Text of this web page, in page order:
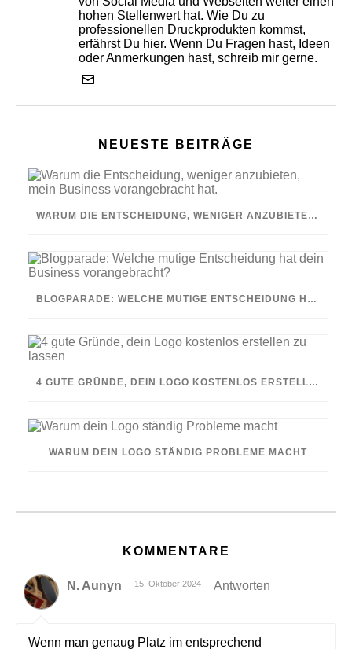
hohen Stellenwert hat. Wie Du zu
professionellen Druckprodukten kommst,
erfährst Du hier. Wenn Du Fragen hast, Ideen
oder Anmerkungen hast, schreib mir gerne.
NEUESTE BEITRÄGE
WARUM DIE ENTSCHEIDUNG, WENIGER ANZUBIETEN, MEIN BUSINESS VORANGEBRACHT HAT.
BLOGPARADE: WELCHE MUTIGE ENTSCHEIDUNG HAT DEIN BUSINESS VORANGEBRACHT?
4 GUTE GRÜNDE, DEIN LOGO KOSTENLOS ERSTELLEN ZU LASSEN
WARUM DEIN LOGO STÄNDIG PROBLEME MACHT
KOMMENTARE
N. Aunyn 15. Oktober 2024 Antworten
Wenn man genaug Platz im entsprechend